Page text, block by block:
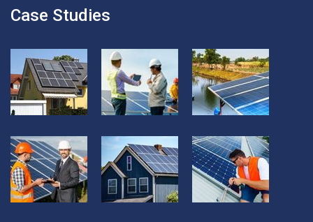
Case Studies